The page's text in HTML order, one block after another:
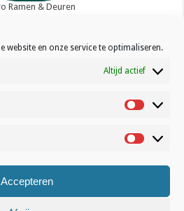
website en onze service te optimaliseren.
Altijd actief
Statistisch
Accepteren
Ramen & Deuren
2026